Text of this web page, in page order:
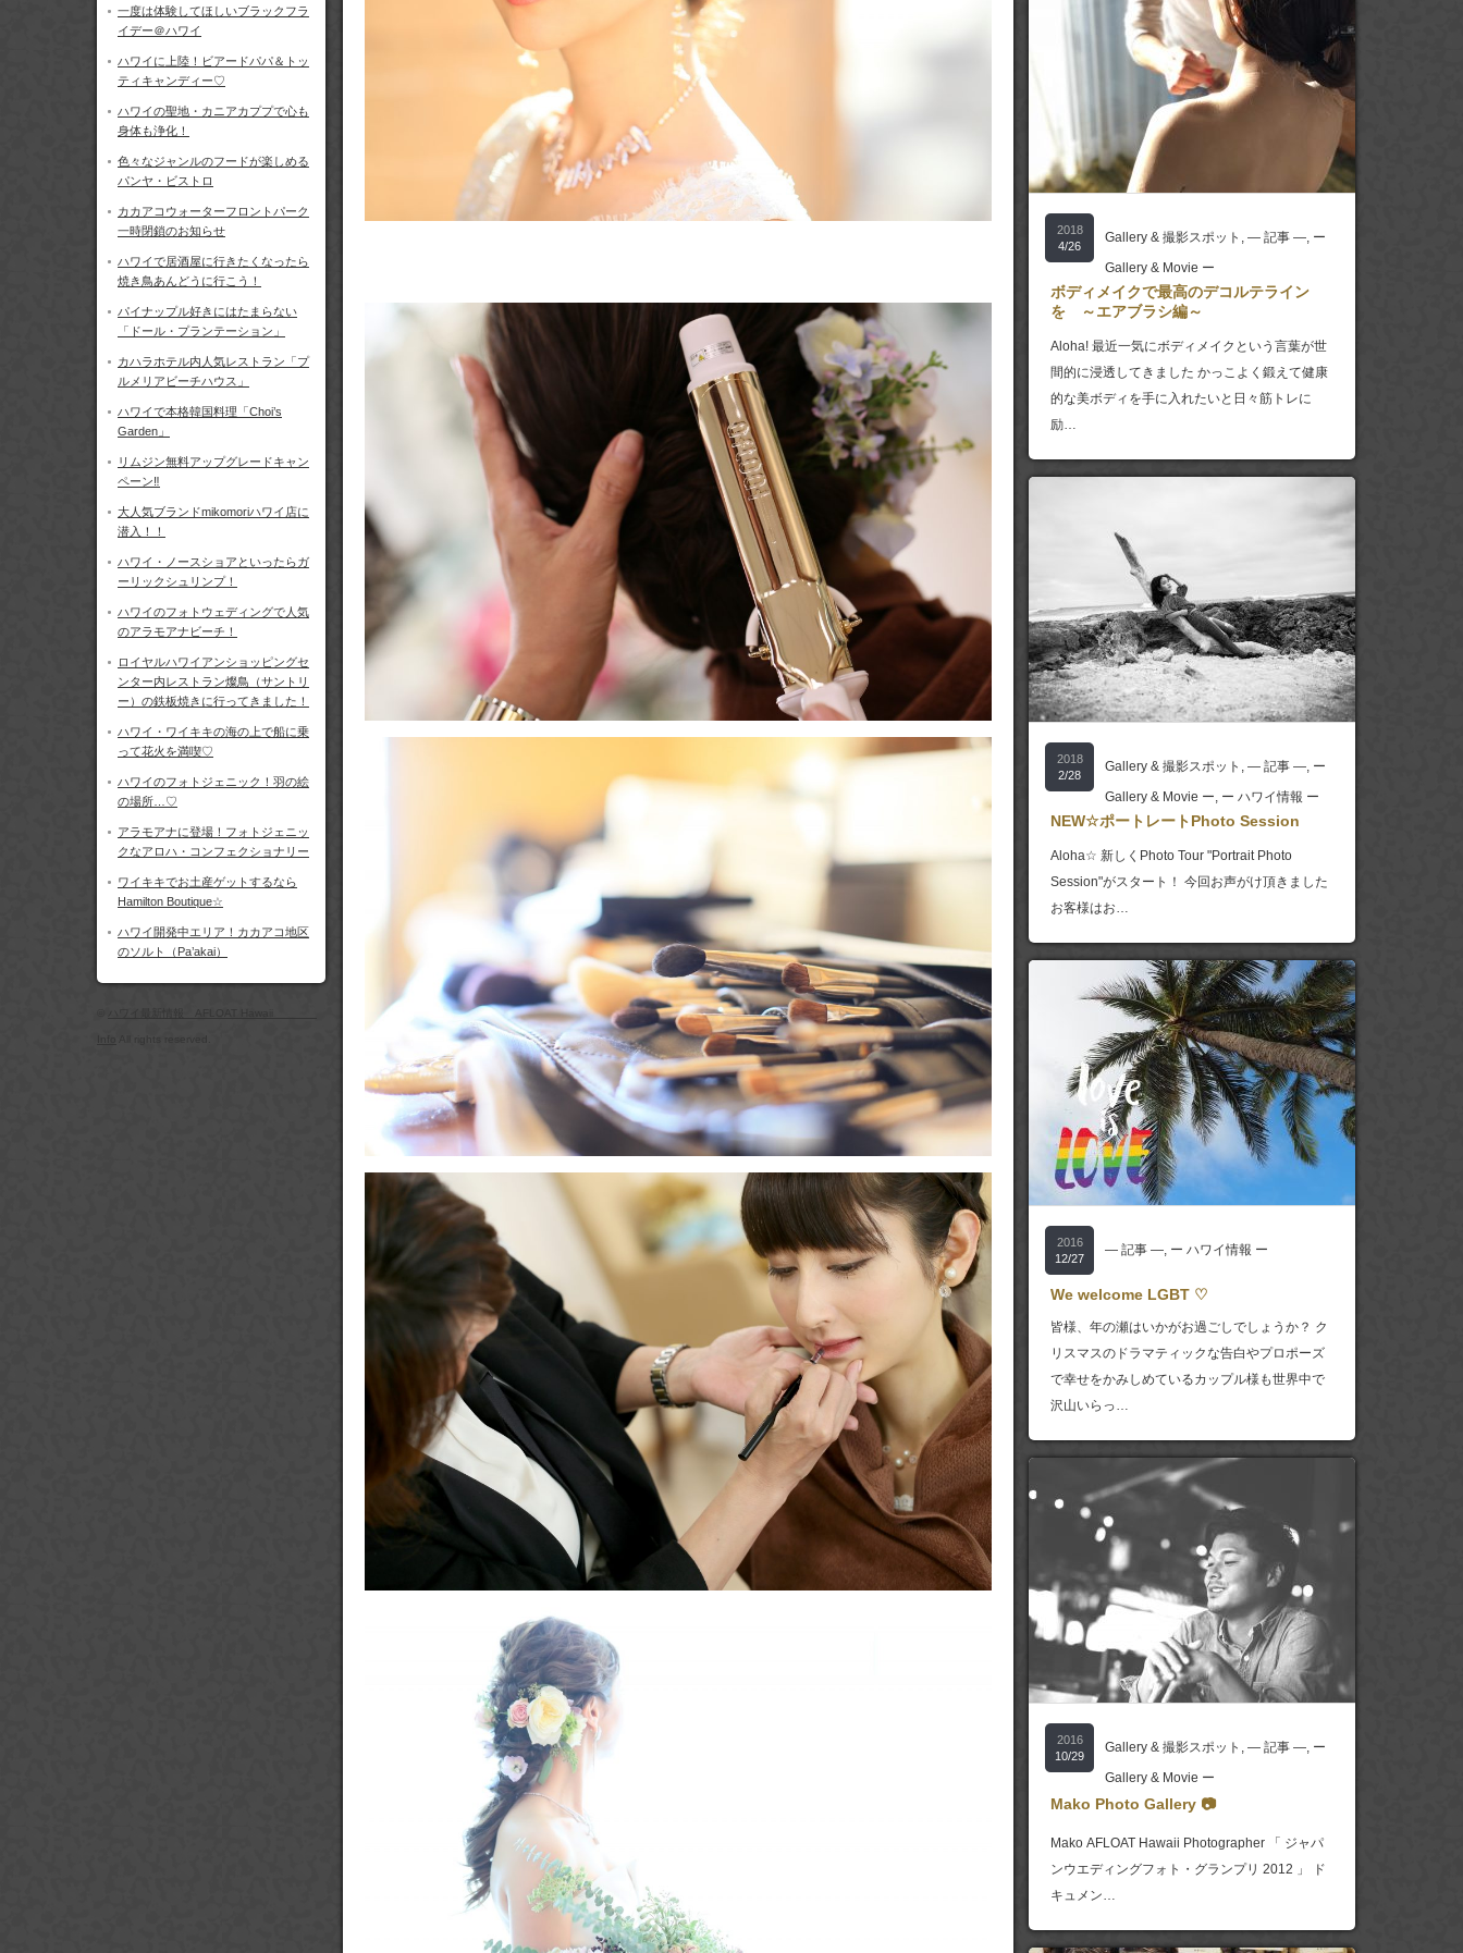
一度は体験してほしいブラックフラ
イデー＠ハワイ
ハワイに上陸！ビアードパパ＆トッ
ティキャンディー♡
ハワイの聖地・カニアカププで心も
身体も浄化！
色々なジャンルのフードが楽しめる
パンヤ・ビストロ
カカアコウォーターフロントパーク
一時閉鎖のお知らせ
ハワイで居酒屋に行きたくなったら
焼き鳥あんどうに行こう！
パイナップル好きにはたまらない
「ドール・プランテーション」
カハラホテル内人気レストラン「プ
ルメリアビーチハウス」
ハワイで本格韓国料理「Choi’s
Garden」
リムジン無料アップグレードキャン
ペーン‼
大人気ブランドmikomoriハワイ店に
潜入！！
ハワイ・ノースショアといったらガ
ーリックシュリンプ！
ハワイのフォトウェディングで人気
のアラモアナビーチ！
ロイヤルハワイアンショッピングセ
ンター内レストラン燦鳥（サントリ
ー）の鉄板焼きに行ってきました！
ハワイ・ワイキキの海の上で船に乗
って花火を満喫♡
ハワイのフォトジェニック！羽の絵
の場所…♡
アラモアナに登場！フォトジェニッ
クなアロハ・コンフェクショナリー
ワイキキでお土産ゲットするなら
Hamilton Boutique☆
ハワイ開発中エリア！カカアコ地区
のソルト（Pa’akai）
2018
4/26
Gallery & 撮影スポット , ― 記事 ―, ー
Gallery & Movie ー
ボディメイクで最高のデコルテライン
を ～エアブラシ編～
Aloha! 最近一気にボディメイクという言葉が世
間的に浸透してきました かっこよく鍛えて健康
的な美ボディを手に入れたいと日々筋トレに
励…
2018
2/28
Gallery & 撮影スポット , ― 記事 ―, ー
Gallery & Movie ー, ー ハワイ情報 ー
NEW☆ポートレートPhoto Session
Aloha☆ 新しくPhoto Tour "Portrait Photo
Session"がスタート！ 今回お声がけ頂きました
お客様はお…
2016
12/27
― 記事 ―, ー ハワイ情報 ー
We welcome LGBT ♡
皆様、年の瀬はいかがお過ごしでしょうか？ ク
リスマスのドラマティックな告白やプロポーズ
で幸せをかみしめているカップル様も世界中で
沢山いらっ…
2016
10/29
Gallery & 撮影スポット , ― 記事 ―, ー
Gallery & Movie ー
Mako Photo Gallery 📷
Mako AFLOAT Hawaii Photographer 「 ジャパ
ンウエディングフォト・グランプリ 2012 」 ド
キュメン…